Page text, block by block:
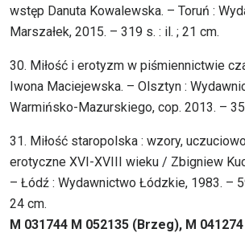
wstęp Danuta Kowalewska. – Toruń :
Marszałek, 2015. – 319 s. : il. ; 21 cm.
30. Miłość i erotyzm w piśmiennictwie
Iwona Maciejewska. – Olsztyn :
Warmińsko-Mazurskiego, cop. 2013. –
31. Miłość staropolska : wzory,
erotyczne XVI-XVIII wieku / Zbigniew
– Łódź : Wydawnictwo Łódzkie, 1983. –
24 cm.
M 031744 M 052135 (Brzeg), M